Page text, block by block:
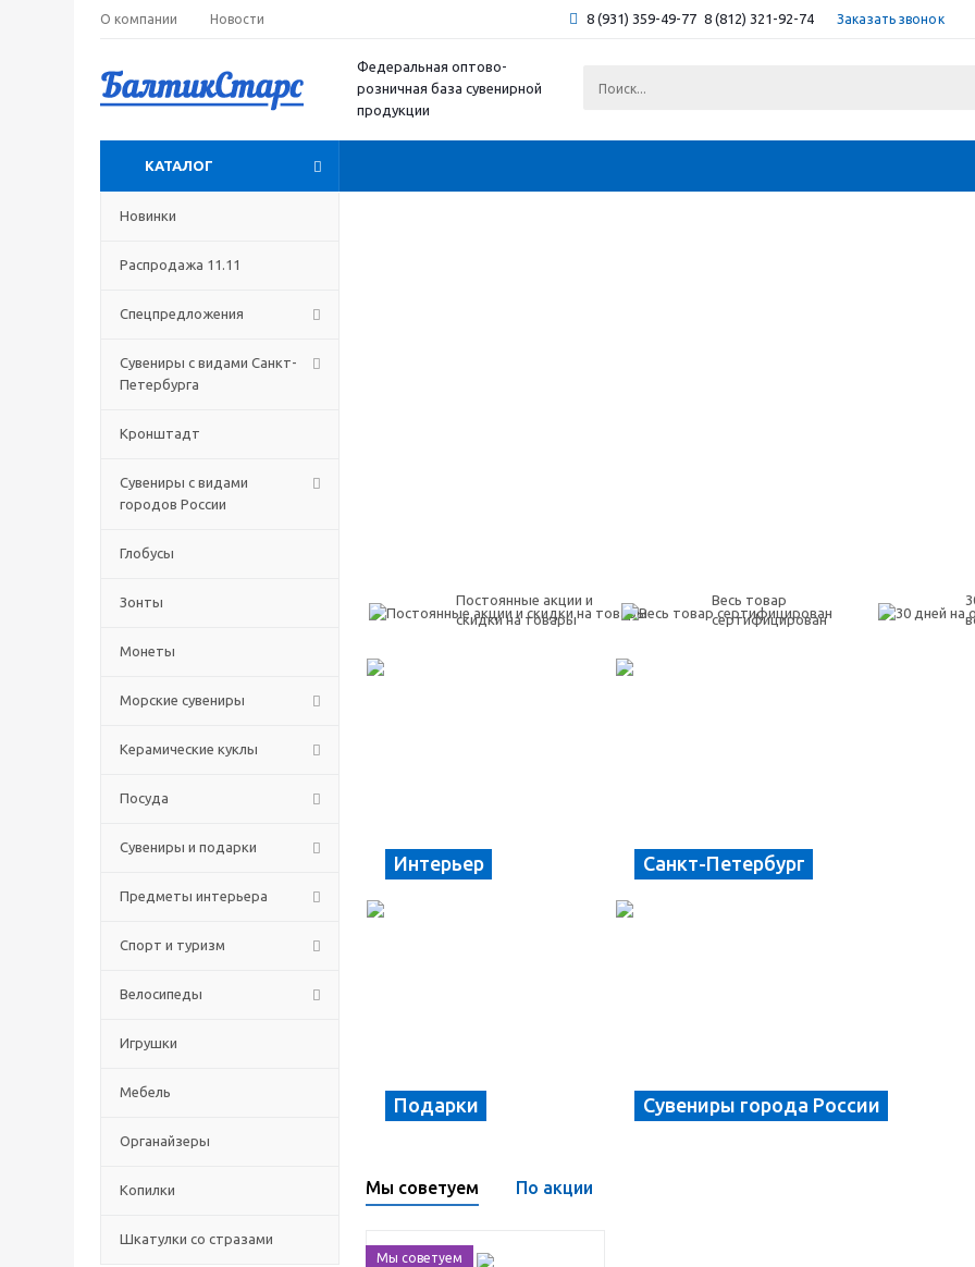
О компании Новости 8 (931) 359-49-77 8 (812) 321-92-74 Заказать звонок
Федеральная оптово-
розничная база сувенирной
продукции
КАТАЛОГ
Новинки
Распродажа 11.11
Спецпредложения
Сувениры с видами Санкт-
Петербурга
Кронштадт
Сувениры с видами
городов России
Глобусы
Зонты
Монеты
Морские сувениры
Керамические куклы
Посуда
Сувениры и подарки
Предметы интерьера
Спорт и туризм
Велосипеды
Игрушки
Мебель
Органайзеры
Копилки
Шкатулки со стразами
Постоянные акции и
скидки на товары
Весь товар
сертифицирован
Интерьер Санкт-Петербург
Подарки Сувениры города России
Мы советуем По акции
Мы советуем